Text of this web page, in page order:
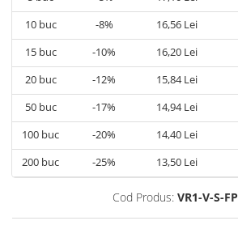
Paste
Alte evenimente
Ilustratii
Nunta
Domnisoara / Domnisor
Sporturi
Personaje
Porumbei
10buc -8% 16,56 Lei
15buc -10% 16,20 Lei
20buc -12% 15,84 Lei
50buc -17% 14,94 Lei
100 buc -20% 14,40 Lei
200 buc -25% 13,50 Lei
Cod Produs: VR1-V-S-FP